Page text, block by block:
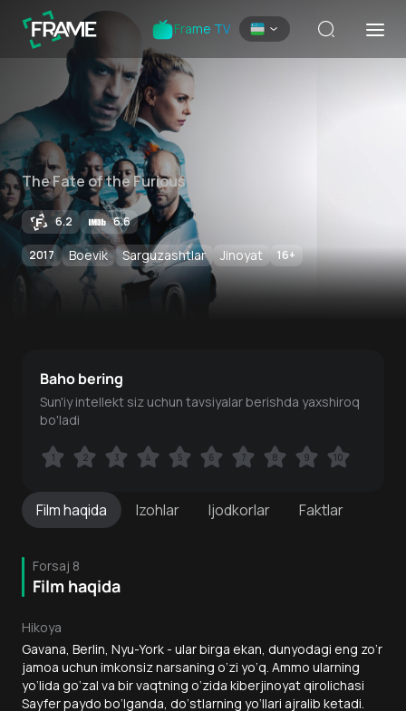
Frame TV
The Fate of the Furious
6.2 6.6
2017 Boevik Sarguzashtlar Jinoyat 16+
Filmhaqida Izohlar Ijodkorlar Faktlar
Forsaj 8
Film haqida
Hikoya
Gavana, Berlin, Nyu-York - ular birga ekan, dunyodagi eng zo‘r
jamoa uchun imkonsiz narsaning o‘zi yo‘q. Ammo ularning
yo‘lida go‘zal va bir vaqtning o‘zida kiberjinoyat qirolichasi
Sayfer paydo bo‘lganda, do‘stlarning yo‘llari ajralib ketadi.
Baho bering
Sun'iy intellekt siz uchun tavsiyalar berishda yaxshiroq
bo'ladi
1 2 3 4 5 6 7 8 9 10
1 2 3 4 5 6 7 8 9 10